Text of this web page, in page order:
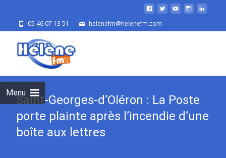
05 46 07 13 51 helenefm@helenefm.com
Menu
Saint-Georges-d’Oléron : La Poste
porte plainte après l’incendie d’une
boîte aux lettres